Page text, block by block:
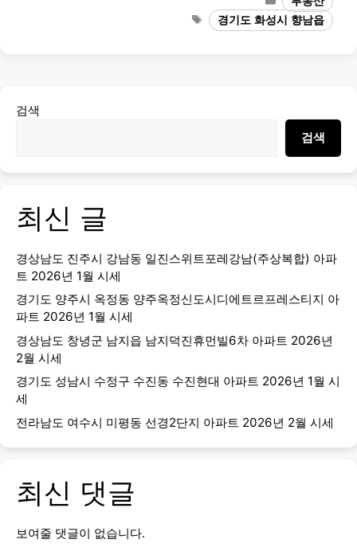
Tags경기도 화성시 향남읍
검색
검색
최신 글
경상남도 진주시 강남동 일진스위트포레강남(주상복합) 아파
트 2026년 1월 시세
경기도 양주시 옥정동 양주옥정신도시디에트르프레스티지 아
파트 2026년 1월 시세
경상남도 창녕군 남지읍 남지덕진휴먼빌6차 아파트 2026년
2월 시세
경기도 성남시 수정구 수진동 수진현대 아파트 2026년 1월 시
세
전라남도 여수시 미평동 선경2단지 아파트 2026년 2월 시세
최신 댓글
보여줄 댓글이 없습니다.